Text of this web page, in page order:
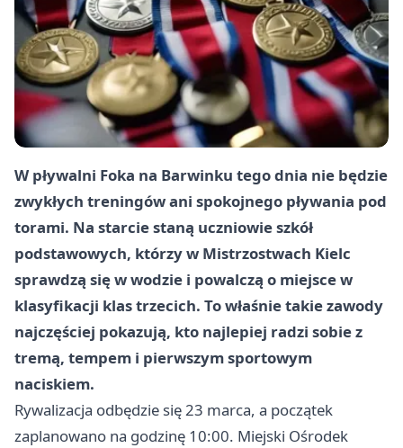
W pływalni Foka na Barwinku tego dnia nie będzie
zwykłych treningów ani spokojnego pływania pod
torami. Na starcie staną uczniowie szkół
podstawowych, którzy w Mistrzostwach Kielc
sprawdzą się w wodzie i powalczą o miejsce w
klasyfikacji klas trzecich. To właśnie takie zawody
najczęściej pokazują, kto najlepiej radzi sobie z
tremą, tempem i pierwszym sportowym
naciskiem.
Rywalizacja odbędzie się 23 marca, a początek
zaplanowano na godzinę 10:00. Miejski Ośrodek